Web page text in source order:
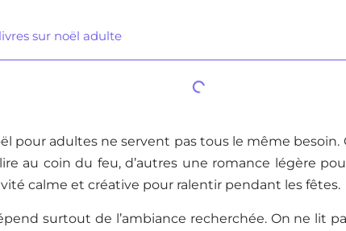
sur noël adulte
pour adultes ne servent pas tous le même
au coin du feu, d’autres une romance légère
calme et créative pour ralentir pendant les fêtes.
surtout de l’ambiance recherchée. On ne lit